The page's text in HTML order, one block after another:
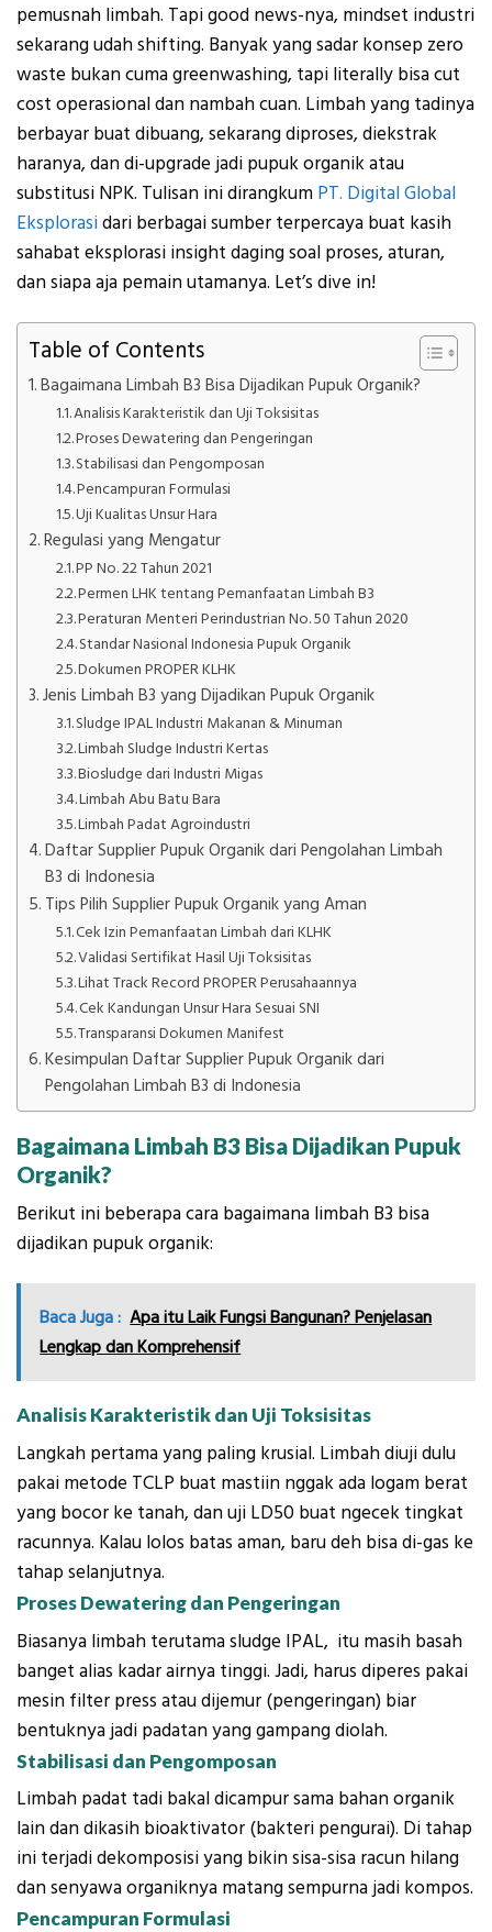
pemusnah limbah. Tapi good news-nya, mindset industri
sekarang udah shifting. Banyak yang sadar konsep zero
waste bukan cuma greenwashing, tapi literally bisa cut
cost operasional dan nambah cuan. Limbah yang tadinya
berbayar buat dibuang, sekarang diproses, diekstrak
haranya, dan di-upgrade jadi pupuk organik atau
substitusi NPK. Tulisan ini dirangkum PT. Digital Global
Eksplorasidari berbagai sumber terpercaya buat kasih
sahabat eksplorasi insight daging soal proses, aturan,
dan siapa aja pemain utamanya. Let’s dive in!
Table of Contents
Bagaimana Limbah B3 Bisa Dijadikan Pupuk Organik?
Analisis Karakteristik dan Uji Toksisitas
Proses Dewatering dan Pengeringan
Stabilisasi dan Pengomposan
Pencampuran Formulasi
Uji Kualitas Unsur Hara
Regulasi yang Mengatur
PP No. 22 Tahun 2021
Permen LHK tentang Pemanfaatan Limbah B3
Peraturan Menteri Perindustrian No. 50 Tahun 2020
Standar Nasional Indonesia Pupuk Organik
Dokumen PROPER KLHK
Jenis Limbah B3 yang Dijadikan Pupuk Organik
Sludge IPAL Industri Makanan & Minuman
Limbah Sludge Industri Kertas
Biosludge dari Industri Migas
Limbah Abu Batu Bara
Limbah Padat Agroindustri
Daftar Supplier Pupuk Organik dari Pengolahan Limbah
B3 di Indonesia
Tips Pilih Supplier Pupuk Organik yang Aman
Cek Izin Pemanfaatan Limbah dari KLHK
Validasi Sertifikat Hasil Uji Toksisitas
Lihat Track Record PROPER Perusahaannya
Cek Kandungan Unsur Hara Sesuai SNI
Transparansi Dokumen Manifest
Kesimpulan Daftar Supplier Pupuk Organik dari
Pengolahan Limbah B3 di Indonesia
Bagaimana Limbah B3 Bisa Dijadikan Pupuk
Organik?
Berikut ini beberapa cara bagaimana limbah B3 bisa
dijadikan pupuk organik:
Baca Juga : Apa itu Laik Fungsi Bangunan? Penjelasan
Lengkap dan Komprehensif
Analisis Karakteristik dan Uji Toksisitas
Langkah pertama yang paling krusial. Limbah diuji dulu
pakai metode TCLP buat mastiin nggak ada logam berat
yang bocor ke tanah, dan uji LD50 buat ngecek tingkat
racunnya. Kalau lolos batas aman, baru deh bisa di-gas ke
tahap selanjutnya.
Proses Dewatering dan Pengeringan
Biasanya limbah terutama sludge IPAL, itu masih basah
banget alias kadar airnya tinggi. Jadi, harus diperes pakai
mesin filter press atau dijemur (pengeringan) biar
bentuknya jadi padatan yang gampang diolah.
Stabilisasi dan Pengomposan
Limbah padat tadi bakal dicampur sama bahan organik
lain dan dikasih bioaktivator (bakteri pengurai). Di tahap
ini terjadi dekomposisi yang bikin sisa-sisa racun hilang
dan senyawa organiknya matang sempurna jadi kompos.
Pencampuran Formulasi